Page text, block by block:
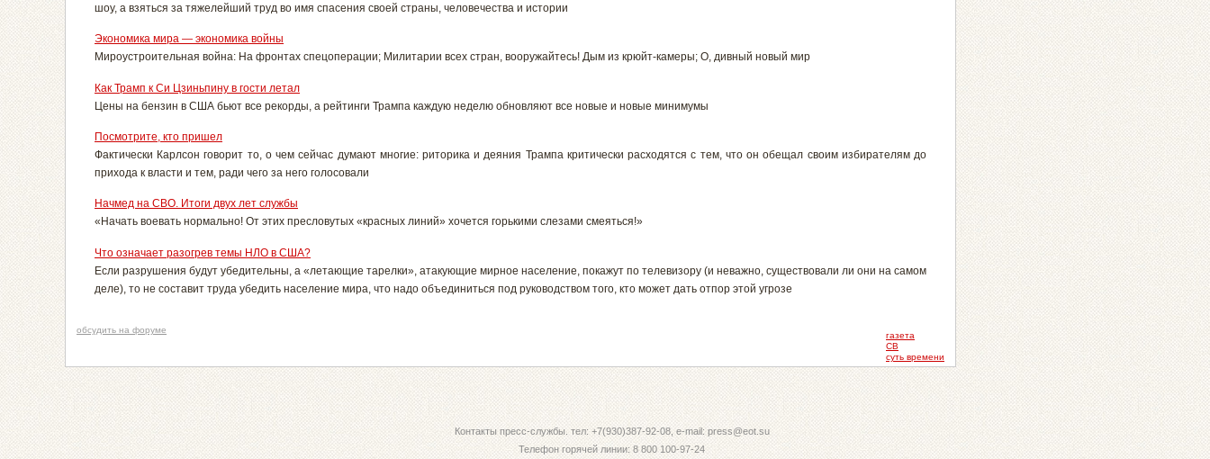
шоу, а взяться за тяжелейший труд во имя спасения своей страны, человечества и истории
Экономика мира — экономика войны
Мироустроительная война: На фронтах спецоперации; Милитарии всех стран, вооружайтесь! Дым из крюйт-камеры; О, дивный новый мир
Как Трамп к Си Цзиньпину в гости летал
Цены на бензин в США бьют все рекорды, а рейтинги Трампа каждую неделю обновляют все новые и новые минимумы
Посмотрите, кто пришел
Фактически Карлсон говорит то, о чем сейчас думают многие: риторика и деяния Трампа критически расходятся с тем, что он обещал своим избирателям до
прихода к власти и тем, ради чего за него голосовали
Начмед на СВО. Итоги двух лет службы
«Начать воевать нормально! От этих пресловутых «красных линий» хочется горькими слезами смеяться!»
Что означает разогрев темы НЛО в США?
Если разрушения будут убедительны, а «летающие тарелки», атакующие мирное население, покажут по телевизору (и неважно, существовали ли они на самом
деле), то не составит труда убедить население мира, что надо объединиться под руководством того, кто может дать отпор этой угрозе
газета
СВ
суть времени
обсудить на форуме
Контакты пресс-службы. тел: +7(930)387-92-08, e-mail: press@eot.su
Телефон горячей линии: 8 800 100-97-24